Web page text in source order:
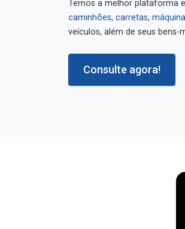
Temos a melhor plataforma
caminhões, carretas,
veículos, além de seus bens-
Consulte agora!